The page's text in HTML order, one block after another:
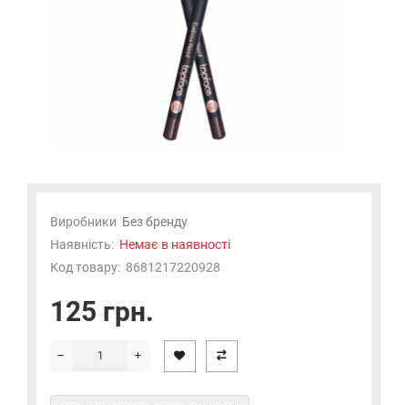
Виробники Без бренду
Наявність: Немає в наявності
Код товару: 8681217220928
125 грн.